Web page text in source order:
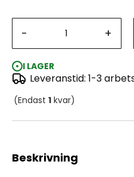
- +
I LAGER
Leveranstid: 1-3
(Endast 1 kvar)
Beskrivning